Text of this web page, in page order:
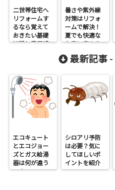
二世帯住宅へ
リフォームす
るなら覚えて
おきたい基礎
知識と費用感
暑さや紫外線
対策はリフォ
ームで解決！
夏でも快適な
お家に変える
最新記事 -
エコキュート
とエコジョー
ズとガス給湯
器は何が違う
の？
シロアリ予防
は必要？気に
してほしいポ
イントを紹介